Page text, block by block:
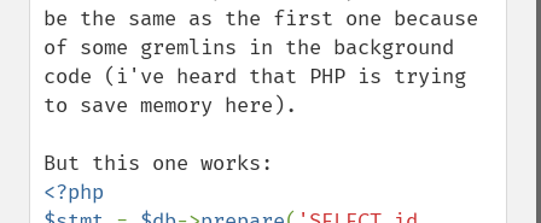
be the same as the first one because
of some gremlins in the background
code (i've heard that PHP is trying
to save memory here).
<?php